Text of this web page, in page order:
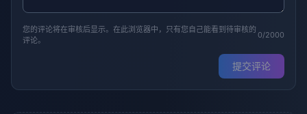
您的评论将在审核后显示。在此浏览器中，只有您自己能看到待审核的
评论。
0/2000
提交评论